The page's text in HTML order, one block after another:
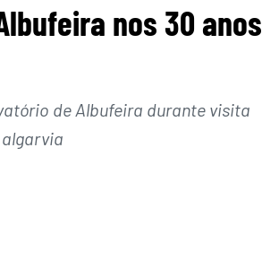
nos 30 anos
de Albufeira durante visita